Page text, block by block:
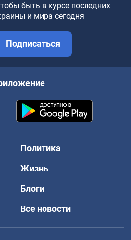
быть в курсе последних
и мира сегодня
Подписаться
Политика
Жизнь
Блоги
Все новости